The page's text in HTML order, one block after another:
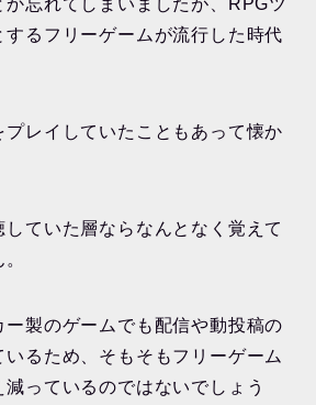
か忘れてしまいましたが、RPGツ
するフリーゲームが流行した時代
レイしていたこともあって懐か
ていた層ならなんとなく覚えて
製のゲームでも配信や動投稿の
るため、そもそもフリーゲーム
っているのではないでしょう